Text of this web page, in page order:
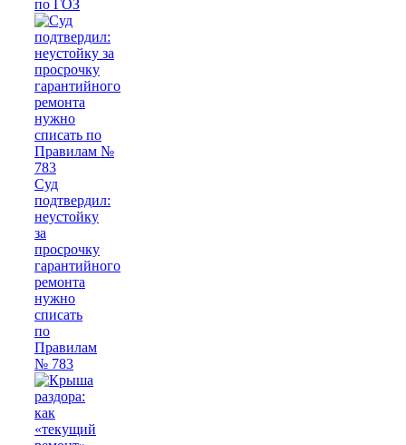
по ГОЗ
Суд
подтвердил:
неустойку
за
просрочку
гарантийного
ремонта
нужно
списать
по
Правилам
№ 783